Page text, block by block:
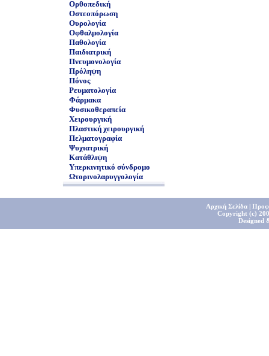
Ορθοπεδική
Οστεοπόρωση
Ουρολογία
Οφθαλμολογία
Παθολογία
Παιδιατρική
Πνευμονολογία
Πρόληψη
Πόνος
Ρευματολογία
Φάρμακα
Φυσικοθεραπεία
Χειρουργική
Πλαστική χειρουργική
Πελματογραφία
Ψυχιατρική
Κατάθλιψη
Υπερκινητικό σύνδρομο
Ωτορινολαρυγγολογία
Αρχική Σελίδα|
Copyright (c)
Designed